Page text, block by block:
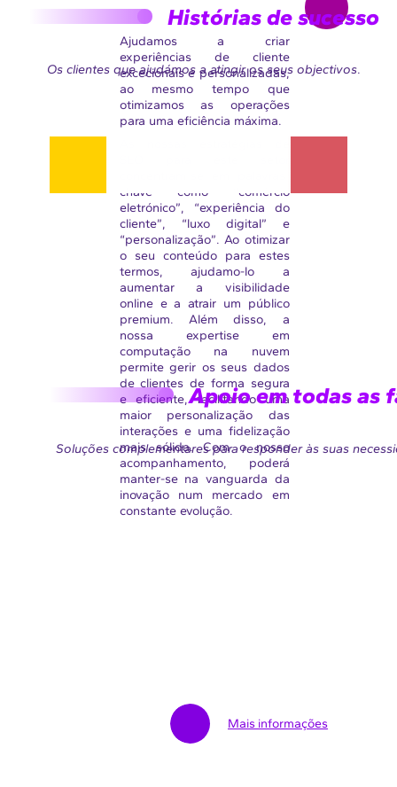
apoia as empresas deste
setor na sua transformação
digital, oferecendo soluções
de gestão da mudança,
análise de dados, serviços
geridos e cloud.
Ajudamos a criar
experiências de cliente
excecionais e personalizadas,
ao mesmo tempo que
otimizamos as operações
para uma eficiência máxima.
chave como “comércio
eletrónico”, “experiência do
cliente”, “luxo digital” e
“personalização”. Ao otimizar
o seu conteúdo para estes
termos, ajudamo-lo a
aumentar a visibilidade
online e a atrair um público
premium. Além disso, a
nossa expertise em
computação na nuvem
permite gerir os seus dados
de clientes de forma segura
e eficiente, facilitando uma
maior personalização das
interações e uma fidelização
mais sólida. Com o nosso
acompanhamento, poderá
manter-se na vanguarda da
inovação num mercado em
constante evolução.
Histórias de sucesso
Os clientes que ajudámos a atingir os seus objectivos.
Apoio em todas as
Soluções complementares para responder às suas
Mais informações